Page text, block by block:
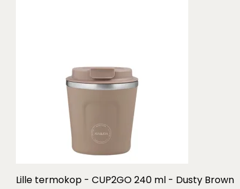
Lille termokop - CUP2GO 240 ml - Dusty Brown